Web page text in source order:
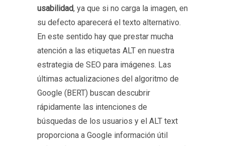
usabilidad, ya que si no carga la imagen, en
su defecto aparecerá el texto alternativo.
En este sentido hay que prestar mucha
atención a las etiquetas ALT en nuestra
estrategia de SEO para imágenes. Las
últimas actualizaciones del algoritmo de
Google (BERT) buscan descubrir
rápidamente las intenciones de
búsquedas de los usuarios y el ALT text
proporciona a Google información útil